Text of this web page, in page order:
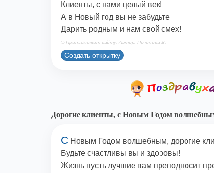
Клиенты, с нами целый век!
А в Новый год вы не забудьте
Дарить родным и нам свой смех!
© Принадлежит сайту. Автор: Печенова В.
Создать открытку
Дорогие клиенты, с Новым Годом
СНовым Годом волшебным, дорогие
Будьте счастливы вы и здоровы!
Жизнь пусть лучшие вам преподносит